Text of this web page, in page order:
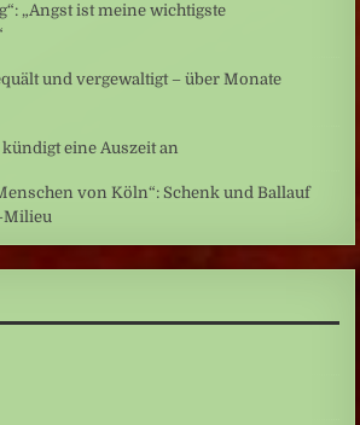
„Angst ist meine wichtigste
und vergewaltigt – über Monate
eine Auszeit an
von Köln“: Schenk und Ballauf
Milieu